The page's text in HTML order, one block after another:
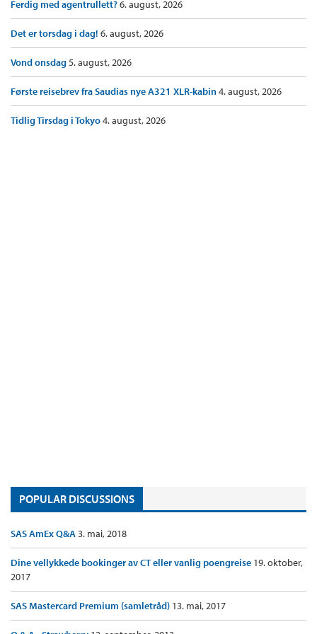
Ferdig med agentrullett?6. august, 2026
Det er torsdag i dag! 6. august, 2026
Vond onsdag5. august, 2026
Første reisebrev fra Saudias nye A321 XLR-kabin4. august, 2026
Tidlig Tirsdag i Tokyo4. august, 2026
POPULAR DISCUSSIONS
SAS AmEx Q&A3. mai, 2018
Dine vellykkede bookinger av CT eller vanlig poengreise 19. oktober,
2017
SAS Mastercard Premium (samletråd) 13. mai, 2017